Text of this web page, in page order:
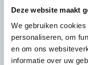
Deze website maakt
We gebruiken
personaliseren, om
en om ons
informatie over uw